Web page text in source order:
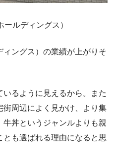
ルディングス）
ングス）の業績が上がりそ
いるように見えるから。また
街周辺によく見かけ、より集
丼というジャンルよりも親
も選ばれる理由になると思